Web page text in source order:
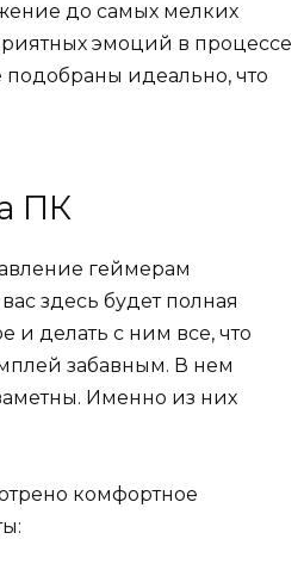
до самых мелких
эмоций в процессе
идеально, что
ПК
геймерам
здесь будет полная
и делать с ним все, что
забавным. В нем
Именно из них
комфортное